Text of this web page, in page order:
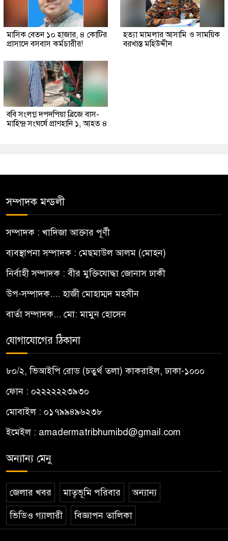
মাসিক বেতন ১০ হাজার, ৪ কোটির
প্রাসাদে বসবাস কর্মচারীর!
হত্যা মামলার আসামি ও সাময়িক
বরখাস্ত মহিউদ্দীন
ববি সংলগ্ন দপদপিয়া ব্রিজে বাস-
মাহিন্দ্র সংঘর্ষে প্রাণহানি ১, আহত ৪
সম্পাদক মন্ডলী
সম্পাদক : খাদিজা আক্তার পূর্ণী
ব্যবস্থাপনা সম্পাদক : মেছমাউল আলম (মোহন)
নির্বাহী সম্পাদক : বীর মুক্তিযোদ্ধা জোনাস ঢাকী
উপ-সম্পাদক.... হাজী মোহাম্মদ মহসীন
বার্তা সম্পাদক... মো: মামুন হোসেন
যোগাযোগের ঠিকানা
৮০/২, ভিআইপি রোড (চতুর্থ তলা) কাকরাইল, ঢাকা-১০০০
ফোন : ০২২২২২২৩৯৩০
মোবাইল : ০১৭৯৯৪৯৬২৩৮
ইমেইল : amadermatribhumibd@gmail.com
অন্যান্য মেনু
জেলার খবর মাতৃভূমি পরিবার অন্যান্য
ভিডিও গ্যালারী বিজ্ঞাপন তালিকা